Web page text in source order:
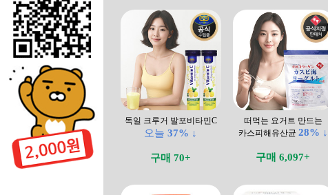
독일 크루거 발포비타민C
오늘 37% ↓
구매 70+
떠먹는 요거트 만드는
카스피해유산균 28% ↓
구매 6,097+